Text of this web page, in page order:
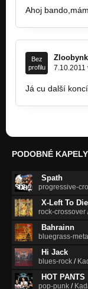
Ahoj
Bez
profilu
7.10.2011
Já cu další
PODOBNÉ KAPELY
Spath
progressive-
X-Left To Die
rock-crossover
Bahrainn
bluegrass-
Hi Jack
blues-rock /
HOT PANTS
pop-punk /